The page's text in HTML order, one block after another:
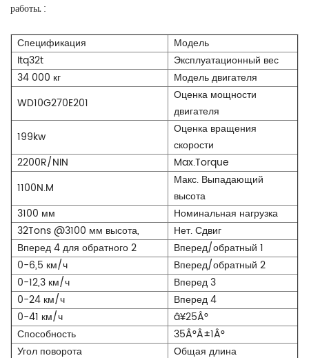
работы.:
Спецификация
Модель
Itq32t
Эксплуатационный вес
34 000 кг
Модель двигателя
WD10G270E201
Оценка мощности
двигателя
199kw
Оценка вращения
скорости
2200R/NIN
Max.Torque
1100N.M
Макс. Выпадающий
высота
3100 мм
Номинальная нагрузка
32Tons @3100 мм высота,
Нет. Сдвиг
Вперед 4 для обратного 2
Вперед/обратный 1
0-6,5 км/ч
Вперед/обратный 2
0-12,3 км/ч
Вперед 3
0-24 км/ч
Вперед 4
0-41 км/ч
â¥25Â°
Способность
35Â°Â±1Â°
Угол поворота
Общая длина